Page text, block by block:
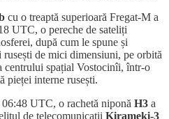
cu o treaptă superioară Fregat-M a
UTC, o pereche de sateliți
după cum le spune și
de mici dimensiuni, pe orbită
centrului spațial Vostocinîi, într-o
pieței interne rusești.
UTC, o rachetă niponă H3 a
de telecomunicații Kirameki-3